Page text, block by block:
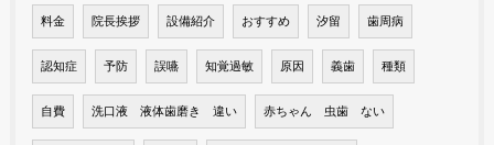
料金 院長挨拶 設備紹介 おすすめ 汐留 歯周病
認知症 予防 誤嚥 知覚過敏 原因 義歯 種類
自費 洗口液 液体歯磨き 違い 赤ちゃん 虫歯 ない